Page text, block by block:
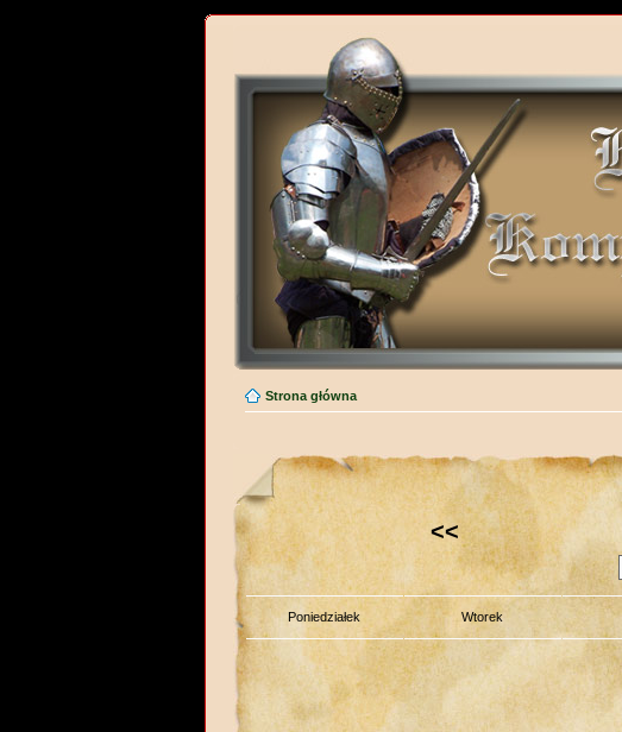
Strona główna
<<
Poniedziałek Wtorek